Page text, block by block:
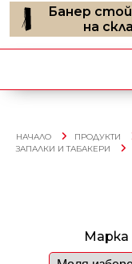
Банер
на
НАЧАЛО ПРОДУКТИ
ЗАПАЛКИ И ТАБАКЕРИ
Марка